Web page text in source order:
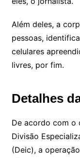
Além deles, a
pessoas,
celulares
livres, por fim.
Detalhes
De acordo com o
Divisão
(Deic), a